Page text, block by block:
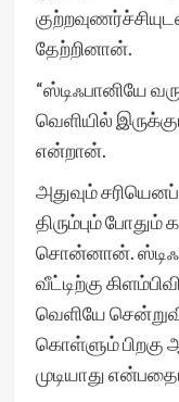
தேற்றினான்.
“ஸ்டிஃபானியே
வெளியில்
என்றான்.
அதுவும்
திரும்பும்
சொன்னான்.
வீட்டிற்கு
வெளியே
கொள்ளும் பிறகு
முடியாது